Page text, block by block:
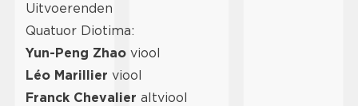
Uitvoerenden
Quatuor Diotima:
Yun-Peng Zhao viool
Léo Marillier viool
Franck Chevalier altviool